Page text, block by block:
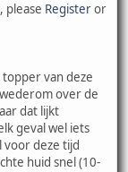
please Registeror
van deze
over de
dat lijkt
geval wel iets
voor deze tijd
huid snel (10-